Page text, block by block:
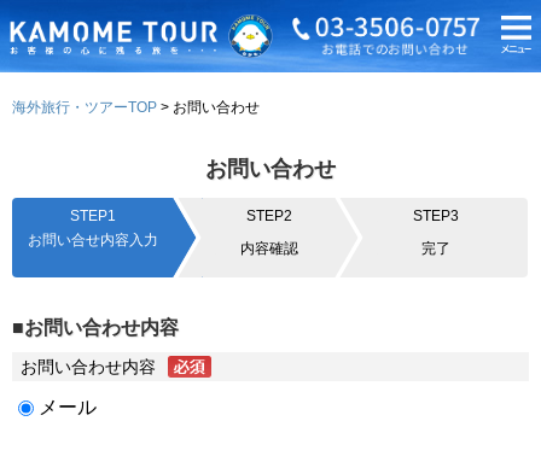
海外旅行・ツアーTOP お問い合わせ
お問い合わせ
STEP1
お問い合せ内容入力
STEP2
内容確認
STEP3
完了
■お問い合わせ内容
お問い合わせ内容
メール